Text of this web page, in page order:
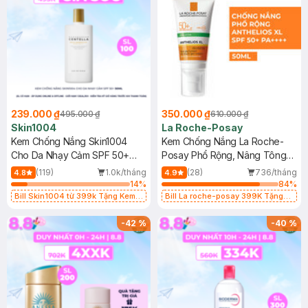
239.000 ₫495.000 ₫
Skin1004
Kem Chống Nắng Skin1004
Cho Da Nhạy Cảm SPF 50+
50ml
4.8 (119)
1.0k/tháng
14%
Bill Skin1004 từ 399k Tặng Kem
SPF 50+ 20ml (SL Có Hạn)
350.000 ₫610.000 ₫
La Roche-Posay
Kem Chống Nắng La Roche-
Posay Phổ Rộng, Nâng Tông
Kiềm Dầu 50ml
4.9 (28)
736/tháng
84%
Bill La roche-posay 399K Tặng
(SL có hạn)
-42% -40%